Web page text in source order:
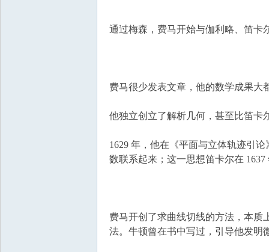
通过梅森，费马开始与伽利略、笛卡
费马很少发表文章，他的数学成果大
他独立创立了解析几何，甚至比笛卡
1629 年，他在《平面与立体轨迹引论
数联系起来；这一思想笛卡尔在
费马开创了求曲线切线的方法，本质
法。牛顿曾在书中写过，引导他发明